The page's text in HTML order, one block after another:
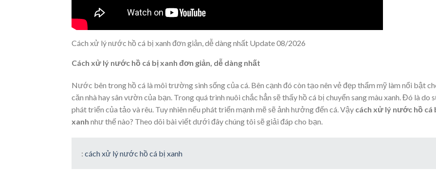
Cách xử lý nước hồ cá bị xanh đơn giản, dễ dàng nhất Update 08/2026
Cách xử lý nước hồ cá bị xanh đơn giản, dễ dàng nhất
Nước bên trong hồ cá là môi trường sinh sống của cá. Bên cạnh đó còn tạo nên vẻ đẹp thẩm mỹ làm nổi bật
căn nhà hay sân vườn của bạn. Trong quá trình nuôi chắc hẳn sẽ thấy hồ cá bị chuyển sang màu xanh. Đó là do
phát triển của tảo và rêu. Tuy nhiên nếu phát triển mạnh mẽ sẽ ảnh hưởng đến cá. Vậy cách xử lý nước hồ cá
xanh như thế nào? Theo dõi bài viết dưới đây chúng tôi sẽ giải đáp cho bạn.
: cách xử lý nước hồ cá bị xanh